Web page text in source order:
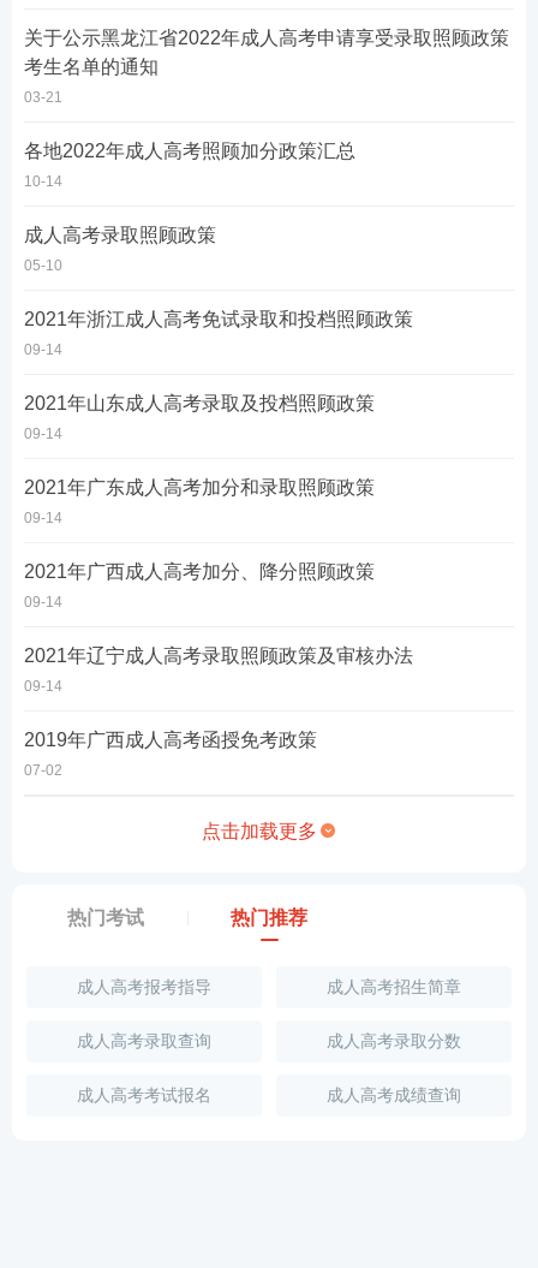
关于公示黑龙江省2022年成人高考申请享受录取照顾政策
考生名单的通知
03-21
各地2022年成人高考照顾加分政策汇总
10-14
成人高考录取照顾政策
05-10
2021年浙江成人高考免试录取和投档照顾政策
09-14
2021年山东成人高考录取及投档照顾政策
09-14
2021年广东成人高考加分和录取照顾政策
09-14
2021年广西成人高考加分、降分照顾政策
09-14
2021年辽宁成人高考录取照顾政策及审核办法
09-14
2019年广西成人高考函授免考政策
07-02
点击加载更多
热门考试 热门推荐
成人高考报考指导 成人高考招生简章
成人高考录取查询 成人高考录取分数
成人高考考试报名 成人高考成绩查询